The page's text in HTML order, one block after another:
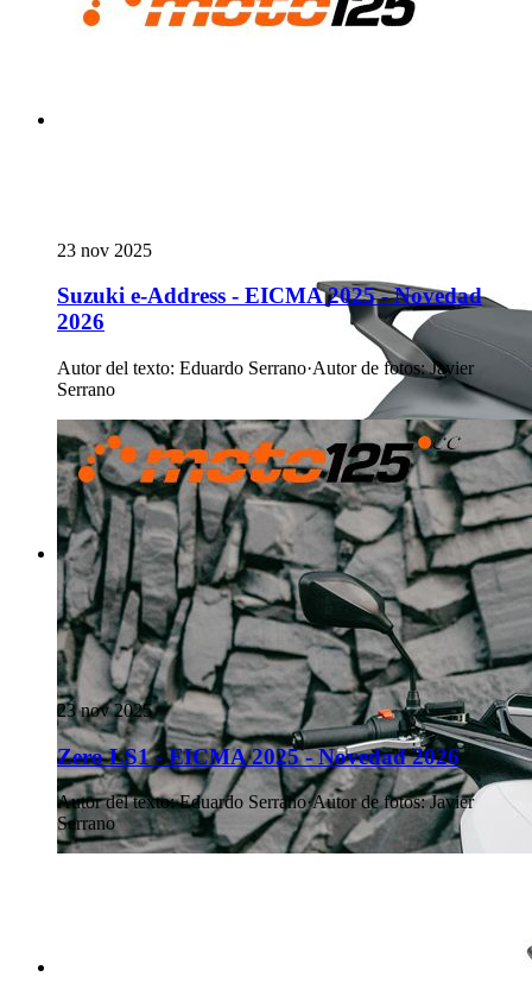
23 nov 2025
Suzuki e-Address - EICMA 2025 - Novedad
2026
Autor del texto: Eduardo Serrano·Autor de fotos: Javier
Serrano
23 nov 2025
Zero LS1 - EICMA 2025 - Novedad 2026
Autor del texto: Eduardo Serrano·Autor de fotos: Javier
Serrano